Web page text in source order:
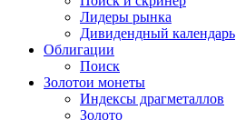
Лидеры рынка
Дивидендный календарь
Облигации
Поиск
Золотои монеты
Индексы драгметаллов
Золото